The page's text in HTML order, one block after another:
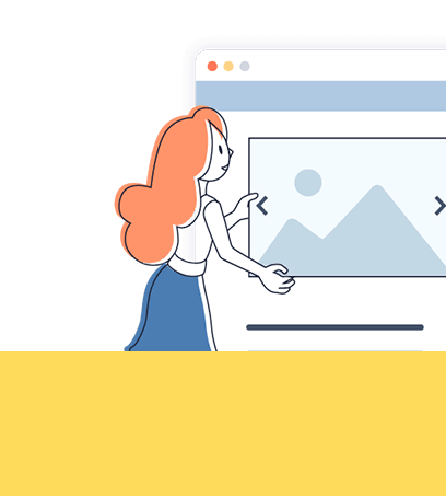
Croqu'livre